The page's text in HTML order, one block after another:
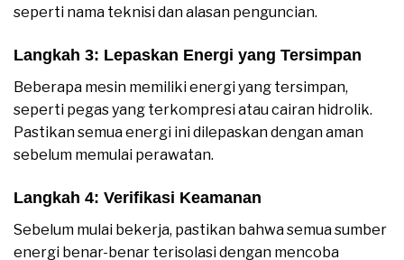
seperti nama teknisi dan alasan penguncian.
Langkah 3: Lepaskan Energi yang Tersimpan
Beberapa mesin memiliki energi yang tersimpan,
seperti pegas yang terkompresi atau cairan hidrolik.
Pastikan semua energi ini dilepaskan dengan aman
sebelum memulai perawatan.
Langkah 4: Verifikasi Keamanan
Sebelum mulai bekerja, pastikan bahwa semua sumber
energi benar-benar terisolasi dengan mencoba